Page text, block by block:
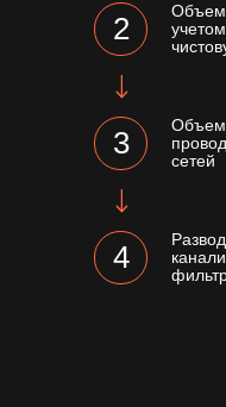
4
сетей
3
2